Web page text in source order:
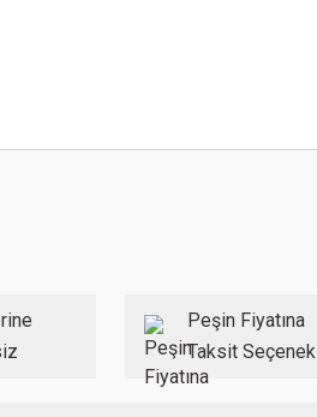
Peşin Fiyatına
Taksit